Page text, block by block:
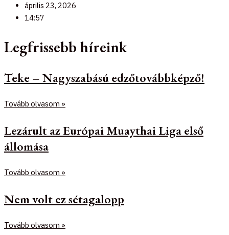
április 23, 2026
14:57
Legfrissebb híreink
Teke – Nagyszabású edzőtovábbképző!
Tovább olvasom »
Lezárult az Európai Muaythai Liga első
állomása
Tovább olvasom »
Nem volt ez sétagalopp
Tovább olvasom »